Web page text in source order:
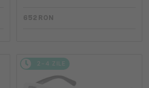
652 RON
2-4 ZILE